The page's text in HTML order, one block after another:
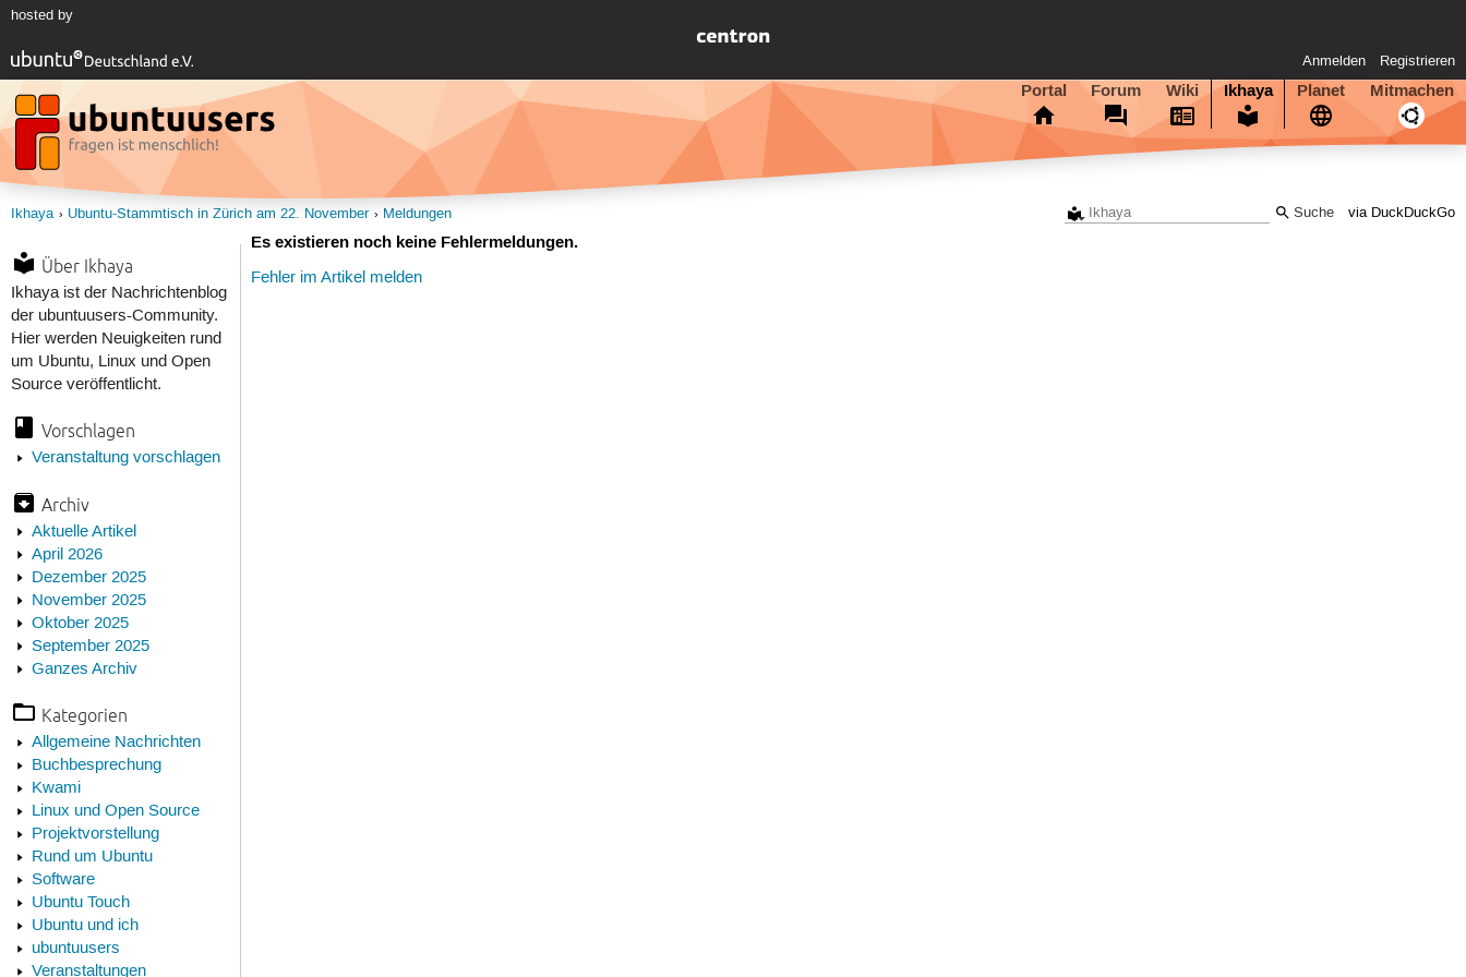
hosted by
Anmelden Registrieren
Portal Forum Wiki Ikhaya Planet Mitmachen
via DuckDuckGo
Ikhaya Ubuntu-Stammtisch in Zürich am 22. November Meldungen
Über Ikhaya
Ikhaya ist der Nachrichtenblog
der ubuntuusers-Community.
Hier werden Neuigkeiten rund
um Ubuntu, Linux und Open
Source veröffentlicht.
Vorschlagen
Veranstaltung vorschlagen
Archiv
Aktuelle Artikel
April 2026
Dezember 2025
November 2025
Oktober 2025
September 2025
Ganzes Archiv
Kategorien
Allgemeine Nachrichten
Buchbesprechung
Kwami
Linux und Open Source
Projektvorstellung
Rund um Ubuntu
Software
Ubuntu Touch
Ubuntu und ich
ubuntuusers
Veranstaltungen
Es existieren noch keine Fehlermeldungen.
Fehler im Artikel melden